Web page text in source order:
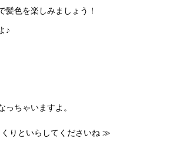
色を楽しみましょう！
♪
っちゃいますよ。
りといらしてくださいね ≫